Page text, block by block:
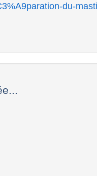
du-